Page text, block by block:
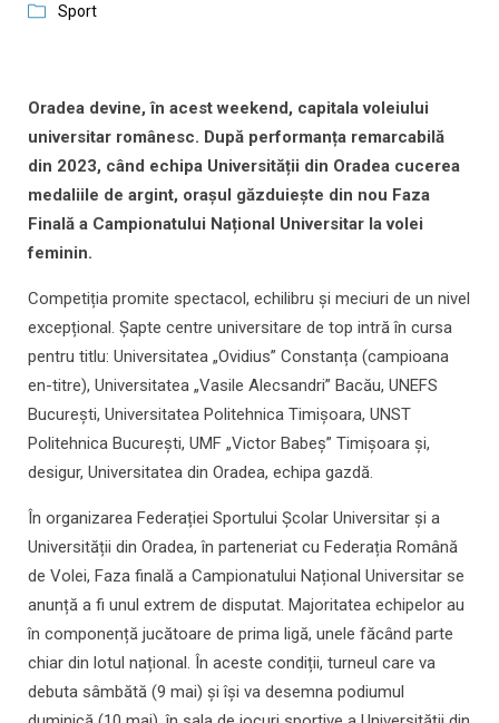
Sport
Oradea devine, în acest weekend, capitala voleiului
universitar românesc. După performanța remarcabilă
din 2023, când echipa Universității din Oradea cucerea
medaliile de argint, orașul găzduiește din nou Faza
Finală a Campionatului Național Universitar la volei
feminin.
Competiția promite spectacol, echilibru și meciuri de un nivel
excepțional. Șapte centre universitare de top intră în cursa
pentru titlu: Universitatea „Ovidius” Constanța (campioana
en-titre), Universitatea „Vasile Alecsandri” Bacău, UNEFS
București, Universitatea Politehnica Timișoara, UNST
Politehnica București, UMF „Victor Babeș” Timișoara și,
desigur, Universitatea din Oradea, echipa gazdă.
În organizarea Federației Sportului Școlar Universitar și a
Universității din Oradea, în parteneriat cu Federația Română
de Volei, Faza finală a Campionatului Național Universitar se
anunță a fi unul extrem de disputat. Majoritatea echipelor au
în componență jucătoare de prima ligă, unele făcând parte
chiar din lotul național. În aceste condiții, turneul care va
debuta sâmbătă (9 mai) și își va desemna podiumul